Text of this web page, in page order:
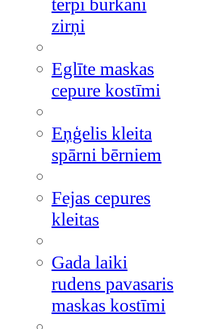
tērpi burkāni
zirņi
Eglīte maskas
cepure kostīmi
Eņģelis kleita
spārni bērniem
Fejas cepures
kleitas
Gada laiki
rudens pavasaris
maskas kostīmi